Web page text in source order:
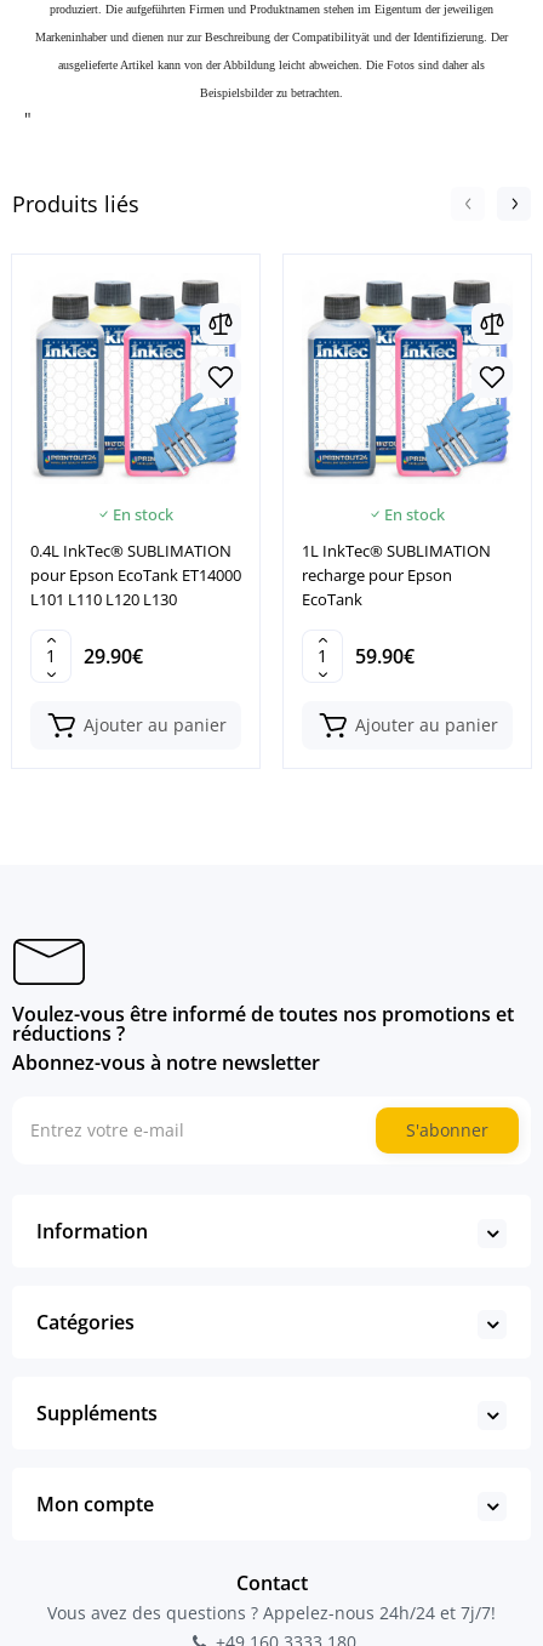
produziert. Die aufgeführten Firmen und Produktnamen stehen im Eigentum der jeweiligen
Markeninhaber und dienen nur zur Beschreibung der Compatibilityät und der Identifizierung. Der
ausgelieferte Artikel kann von der Abbildung leicht abweichen. Die Fotos sind daher als
Beispielsbilder zu betrachten.
"
Produits liés
En stock
0.4L InkTec® SUBLIMATION
pour Epson EcoTank ET14000
L101 L110 L120 L130
29.90€
Ajouter au panier
En stock
1L InkTec® SUBLIMATION
recharge pour Epson
EcoTank
59.90€
Ajouter au panier
Voulez-vous être informé de toutes nos promotions et
réductions ?
Abonnez-vous à notre newsletter
S'abonner
Information
Catégories
Suppléments
Mon compte
Contact
Vous avez des questions ? Appelez-nous 24h/24 et 7j/7!